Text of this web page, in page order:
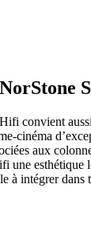
convient
cinéma
aux
une esthétique
à intégrer dans